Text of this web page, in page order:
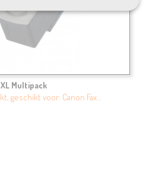
Multipack
geschikt voor: Canon Fax…